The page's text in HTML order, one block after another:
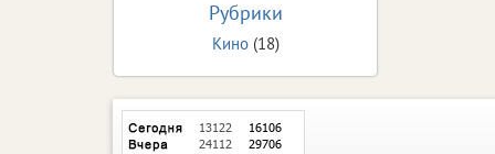
Рубрики
Кино(18)